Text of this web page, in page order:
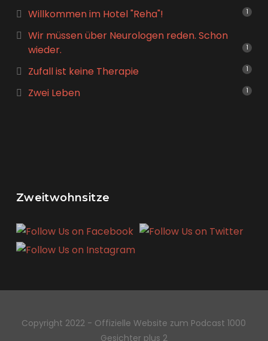
Willkommen im Hotel "Reha"! 1
Wir müssen über Neurologen reden. Schon
wieder.
1
Zufall ist keine Therapie 1
Zwei Leben 1
Zweitwohnsitze
Copyright 2022 - Offizielle Website zum Podcast 1000
Gesichter plus 2